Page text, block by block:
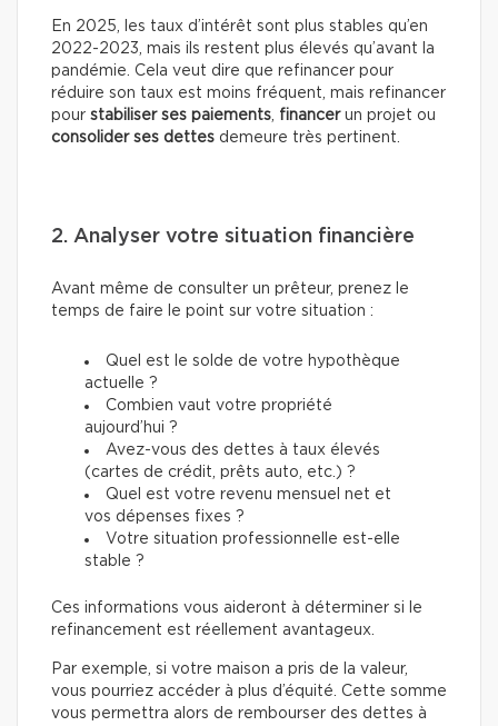
En 2025, les taux d’intérêt sont plus stables qu’en
2022-2023, mais ils restent plus élevés qu’avant la
pandémie. Cela veut dire que refinancer pour
réduire son taux est moins fréquent, mais refinancer
pour stabiliser ses paiements, financerun projet ou
consolider ses dettes demeure très pertinent.
2. Analyser votre situation financière
Avant même de consulter un prêteur, prenez le
temps de faire le point sur votre situation :
Quel est le solde de votre hypothèque
actuelle ?
Combien vaut votre propriété
aujourd’hui ?
Avez-vous des dettes à taux élevés
(cartes de crédit, prêts auto, etc.) ?
Quel est votre revenu mensuel net et
vos dépenses fixes ?
Votre situation professionnelle est-elle
stable ?
Ces informations vous aideront à déterminer si le
refinancement est réellement avantageux.
Par exemple, si votre maison a pris de la valeur,
vous pourriez accéder à plus d’équité. Cette somme
vous permettra alors de rembourser des dettes à